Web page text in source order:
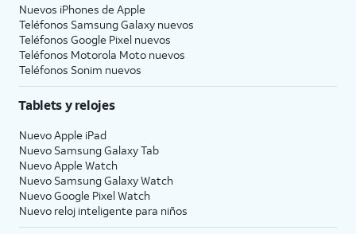
Nuevos iPhones de Apple
Teléfonos Samsung Galaxy nuevos
Teléfonos Google Pixel nuevos
Teléfonos Motorola Moto nuevos
Teléfonos Sonim nuevos
Tablets y relojes
Nuevo Apple iPad
Nuevo Samsung Galaxy Tab
Nuevo Apple Watch
Nuevo Samsung Galaxy Watch
Nuevo Google Pixel Watch
Nuevo reloj inteligente para niños